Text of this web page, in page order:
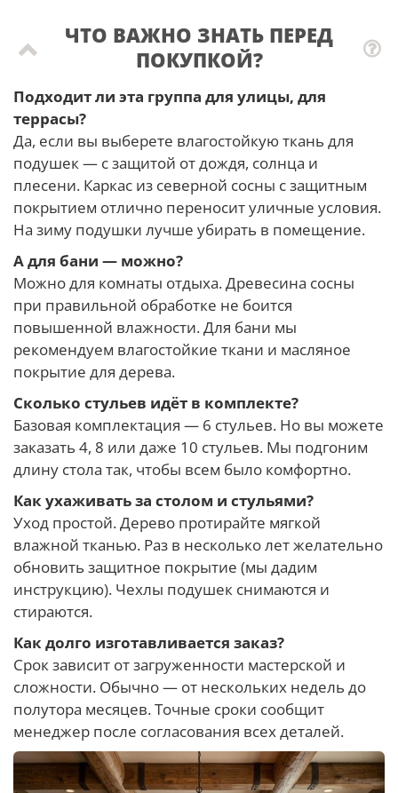
ЧТО ВАЖНО ЗНАТЬ ПЕРЕД
ПОКУПКОЙ?
Подходит ли эта группа для улицы, для
террасы?
Да, если вы выберете влагостойкую ткань для
подушек — с защитой от дождя, солнца и
плесени. Каркас из северной сосны с защитным
покрытием отлично переносит уличные условия.
На зиму подушки лучше убирать в помещение.
А для бани — можно?
Можно для комнаты отдыха. Древесина сосны
при правильной обработке не боится
повышенной влажности. Для бани мы
рекомендуем влагостойкие ткани и масляное
покрытие для дерева.
Сколько стульев идёт в комплекте?
Базовая комплектация — 6 стульев. Но вы можете
заказать 4, 8 или даже 10 стульев. Мы подгоним
длину стола так, чтобы всем было комфортно.
Как ухаживать за столом и стульями?
Уход простой. Дерево протирайте мягкой
влажной тканью. Раз в несколько лет желательно
обновить защитное покрытие (мы дадим
инструкцию). Чехлы подушек снимаются и
стираются.
Как долго изготавливается заказ?
Срок зависит от загруженности мастерской и
сложности. Обычно — от нескольких недель до
полутора месяцев. Точные сроки сообщит
менеджер после согласования всех деталей.